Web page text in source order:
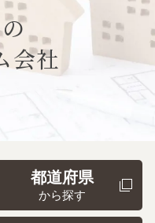
会社
都道府県
から探す